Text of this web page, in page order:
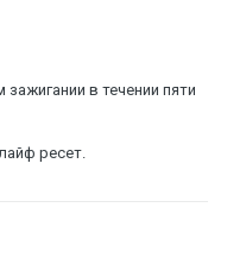
в течении пяти
ресет.